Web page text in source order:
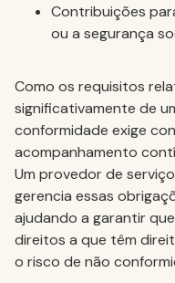
Contribuições
ou a segurança
Como os requisitos
significativamente de
conformidade exige
acompanhamento
Um provedor de
gerencia essas
ajudando a garantir
direitos a que têm
o risco de não